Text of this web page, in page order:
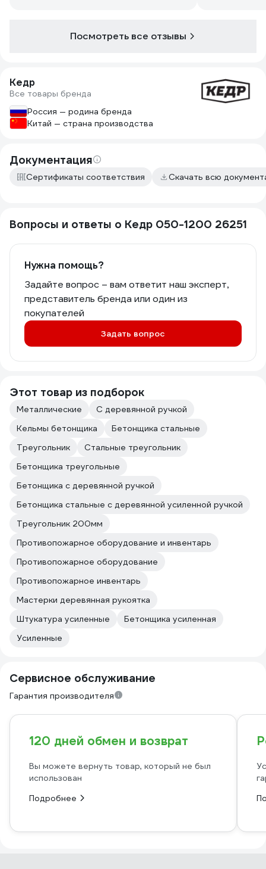
Посмотреть все отзывы
Кедр
Все товары бренда
Россия — родина бренда
Китай — страна производства
Документация
Сертификаты соответствия Скачать всю
Вопросы и ответы о Кедр 050-1200 26251
Нужна помощь?
Задайте вопрос – вам ответит наш эксперт,
представитель бренда или один из
покупателей
Задать вопрос
Этот товар из подборок
Металлические
С деревянной ручкой
Кельмы бетонщика
Бетонщика стальные
Треугольник
Стальные треугольник
Бетонщика треугольные
Бетонщика с деревянной ручкой
Бетонщика стальные с деревянной усиленной ручкой
Треугольник 200мм
Противопожарное оборудование и инвентарь
Противопожарное оборудование
Противопожарное инвентарь
Мастерки деревянная рукоятка
Штукатура усиленные
Бетонщика усиленная
Усиленные
Сервисное обслуживание
Гарантия производителя
120 дней обмен и возврат
Вы можете вернуть товар, который не был
использован
Подробнее